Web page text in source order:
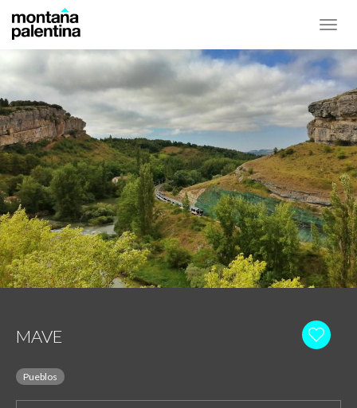
MAVE
Pueblos